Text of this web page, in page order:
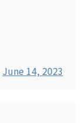
June 14, 2023